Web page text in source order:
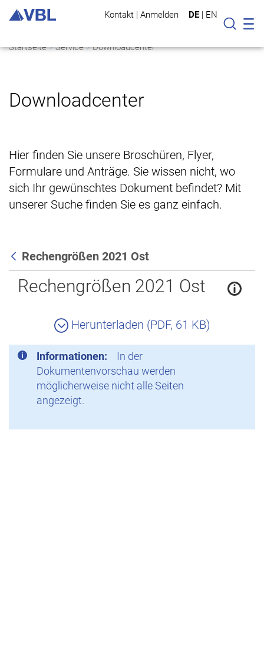
Kontakt | Anmelden DE | EN
Suche
Startseite Service Downloadcenter
Downloadcenter
Hier finden Sie unsere Broschüren, Flyer,
Formulare und Anträge. Sie wissen nicht, wo
sich Ihr gewünschtes Dokument befindet? Mit
unserer Suche finden Sie es ganz einfach.
Zurück
Rechengrößen 2021 Ost
Rechengrößen 2021 Ost
Herunterladen (PDF, 61 KB)
Informationen:
In der
Dokumentenvorschau werden
möglicherweise nicht alle Seiten
angezeigt.